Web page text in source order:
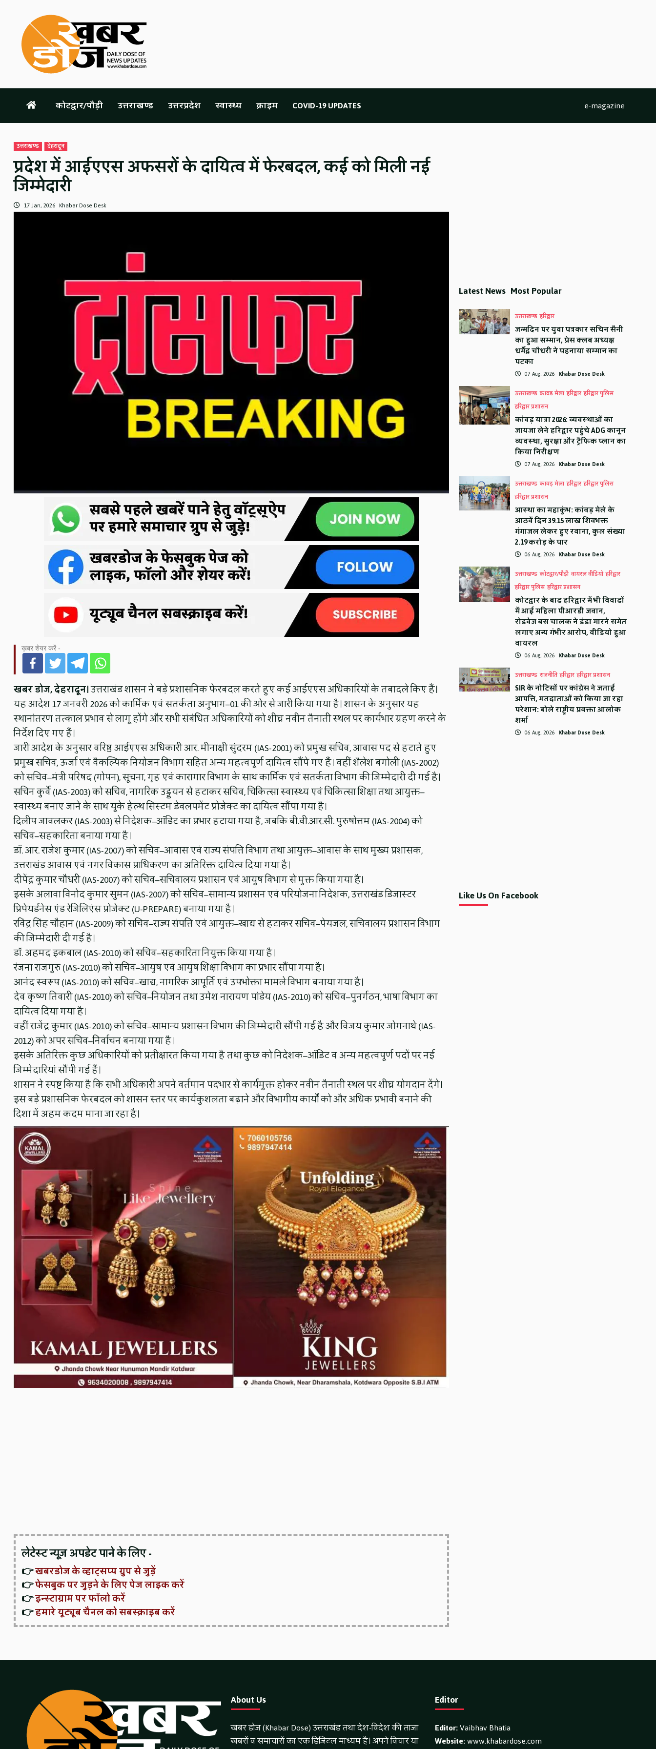
content
कोटद्वार/पौड़ी उत्तराखण्ड उत्तरप्रदेश स्वास्थ्य क्राइम COVID-19 UPDATES e-magazine
उत्तराखण्ड देहरादून
प्रदेश में आईएएस अफसरों के दायित्व में फेरबदल, कई को मिली नई
जिम्मेदारी
17 Jan, 2026 Khabar Dose Desk
ख़बर शेयर करें -
खबर डोज, देहरादून।उत्तराखंड शासन ने बड़े प्रशासनिक फेरबदल करते हुए कई आईएएस अधिकारियों के तबादले किए हैं।
यह आदेश 17 जनवरी 2026 को कार्मिक एवं सतर्कता अनुभाग–01 की ओर से जारी किया गया है। शासन के अनुसार यह
स्थानांतरण तत्काल प्रभाव से लागू होंगे और सभी संबंधित अधिकारियों को शीघ्र नवीन तैनाती स्थल पर कार्यभार ग्रहण करने के
निर्देश दिए गए हैं।
जारी आदेश के अनुसार वरिष्ठ आईएएस अधिकारी आर. मीनाक्षी सुंदरम (IAS-2001) को प्रमुख सचिव, आवास पद से हटाते हुए
प्रमुख सचिव, ऊर्जा एवं वैकल्पिक नियोजन विभाग सहित अन्य महत्वपूर्ण दायित्व सौंपे गए हैं। वहीं शैलेश बगोली (IAS-2002)
को सचिव–मंत्री परिषद (गोपन), सूचना, गृह एवं कारागार विभाग के साथ कार्मिक एवं सतर्कता विभाग की जिम्मेदारी दी गई है।
सचिन कुर्वे (IAS-2003) को सचिव, नागरिक उड्डयन से हटाकर सचिव, चिकित्सा स्वास्थ्य एवं चिकित्सा शिक्षा तथा आयुक्त–
स्वास्थ्य बनाए जाने के साथ यूके हेल्थ सिस्टम डेवलपमेंट प्रोजेक्ट का दायित्व सौंपा गया है।
दिलीप जावलकर (IAS-2003) से निदेशक–ऑडिट का प्रभार हटाया गया है, जबकि बी.वी.आर.सी. पुरुषोत्तम (IAS-2004) को
सचिव–सहकारिता बनाया गया है।
डॉ. आर. राजेश कुमार (IAS-2007) को सचिव–आवास एवं राज्य संपत्ति विभाग तथा आयुक्त–आवास के साथ मुख्य प्रशासक,
उत्तराखंड आवास एवं नगर विकास प्राधिकरण का अतिरिक्त दायित्व दिया गया है।
दीपेंद्र कुमार चौधरी (IAS-2007) को सचिव–सचिवालय प्रशासन एवं आयुष विभाग से मुक्त किया गया है।
इसके अलावा विनोद कुमार सुमन (IAS-2007) को सचिव–सामान्य प्रशासन एवं परियोजना निदेशक, उत्तराखंड डिजास्टर
प्रिपेयर्डनेस एंड रेजिलिएंस प्रोजेक्ट (U-PREPARE) बनाया गया है।
रविंद्र सिंह चौहान (IAS-2009) को सचिव–राज्य संपत्ति एवं आयुक्त–खाद्य से हटाकर सचिव–पेयजल, सचिवालय प्रशासन विभाग
की जिम्मेदारी दी गई है।
डॉ. अहमद इकबाल (IAS-2010) को सचिव–सहकारिता नियुक्त किया गया है।
रंजना राजगुरु (IAS-2010) को सचिव–आयुष एवं आयुष शिक्षा विभाग का प्रभार सौंपा गया है।
आनंद स्वरूप (IAS-2010) को सचिव–खाद्य, नागरिक आपूर्ति एवं उपभोक्ता मामले विभाग बनाया गया है।
देव कृष्ण तिवारी (IAS-2010) को सचिव–नियोजन तथा उमेश नारायण पांडेय (IAS-2010) को सचिव–पुनर्गठन, भाषा विभाग का
दायित्व दिया गया है।
वहीं राजेंद्र कुमार (IAS-2010) को सचिव–सामान्य प्रशासन विभाग की जिम्मेदारी सौंपी गई है और विजय कुमार जोगनाथे (IAS-
2012) को अपर सचिव–निर्वाचन बनाया गया है।
इसके अतिरिक्त कुछ अधिकारियों को प्रतीक्षारत किया गया है तथा कुछ को निदेशक–ऑडिट व अन्य महत्वपूर्ण पदों पर नई
जिम्मेदारियां सौंपी गई हैं।
शासन ने स्पष्ट किया है कि सभी अधिकारी अपने वर्तमान पदभार से कार्यमुक्त होकर नवीन तैनाती स्थल पर शीघ्र योगदान देंगे।
इस बड़े प्रशासनिक फेरबदल को शासन स्तर पर कार्यकुशलता बढ़ाने और विभागीय कार्यों को और अधिक प्रभावी बनाने की
दिशा में अहम कदम माना जा रहा है।
लेटेस्ट न्यूज़ अपडेट पाने के लिए -
👉खबरडोज के व्हाट्सप्प ग्रुप से जुड़ें
👉फेसबुक पर जुड़ने के लिए पेज लाइक करें
👉इन्स्टाग्राम पर फॉलो करें
👉हमारे यूट्यूब चैनल को सबस्क्राइब करें
Latest News Most Popular
उत्तराखण्ड हरिद्वार
जन्मदिन पर युवा पत्रकार सचिन सैनी
का हुआ सम्मान, प्रेस क्लब अध्यक्ष
धर्मेंद्र चौधरी ने पहनाया सम्मान का
पटका
07 Aug, 2026 Khabar Dose Desk
उत्तराखण्ड कावड़ मेला हरिद्वार हरिद्वार पुलिस
हरिद्वार प्रशासन
कांवड़ यात्रा 2026: व्यवस्थाओं का
जायजा लेने हरिद्वार पहुंचे ADG कानून
व्यवस्था, सुरक्षा और ट्रैफिक प्लान का
किया निरीक्षण
07 Aug, 2026 Khabar Dose Desk
उत्तराखण्ड कावड़ मेला हरिद्वार हरिद्वार पुलिस
हरिद्वार प्रशासन
आस्था का महाकुंभ: कांवड़ मेले के
आठवें दिन 39.15 लाख शिवभक्त
गंगाजल लेकर हुए रवाना, कुल संख्या
2.19 करोड़ के पार
06 Aug, 2026 Khabar Dose Desk
उत्तराखण्ड कोटद्वार/पौड़ी वायरल वीडियो हरिद्वार
हरिद्वार पुलिस हरिद्वार प्रशासन
कोटद्वार के बाद हरिद्वार में भी विवादों
में आई महिला पीआरडी जवान,
रोडवेज बस चालक ने डंडा मारने समेत
लगाए अन्य गंभीर आरोप, वीडियो हुआ
वायरल
06 Aug, 2026 Khabar Dose Desk
उत्तराखण्ड राजनीति हरिद्वार हरिद्वार प्रशासन
SIR के नोटिसों पर कांग्रेस ने जताई
आपत्ति, मतदाताओं को किया जा रहा
परेशान: बोले राष्ट्रीय प्रवक्ता आलोक
शर्मा
06 Aug, 2026 Khabar Dose Desk
Like Us On Facebook
About Us
खबर डोज (Khabar Dose) उत्तराखंड तथा देश-विदेश की ताजा
खबरों व समाचारों का एक डिजिटल माध्यम है। अपने विचार या
Editor
Editor:Vaibhav Bhatia
Website:www.khabardose.com